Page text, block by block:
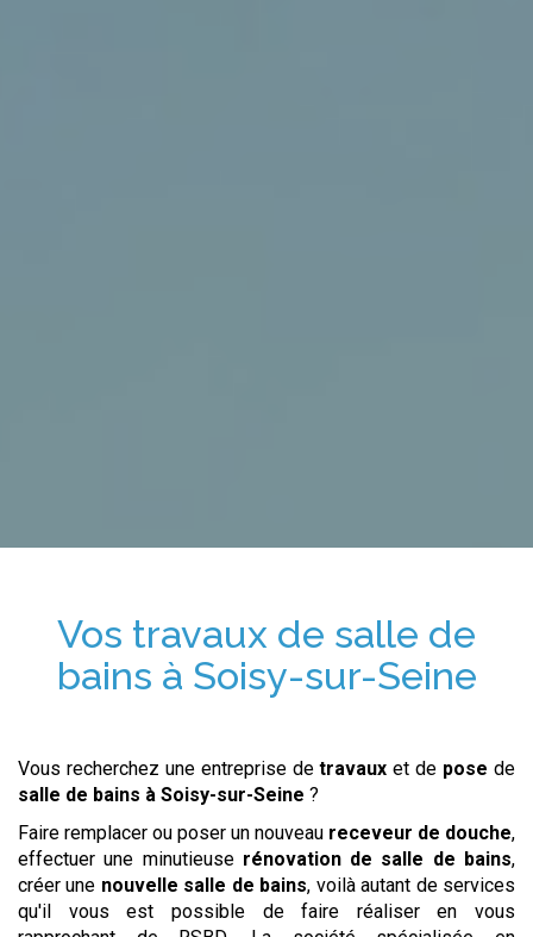
Vos travaux de salle de
bains à Soisy-sur-Seine
Vous recherchez une entreprise detravaux et de pose de
salle de bains à Soisy-sur-Seine ?
Faire remplacer ou poser un nouveau receveur de douche,
effectuer une minutieuse rénovation de salle de bains,
créer une nouvelle salle de bains, voilà autant de services
qu'il vous est possible de faire réaliser en vous